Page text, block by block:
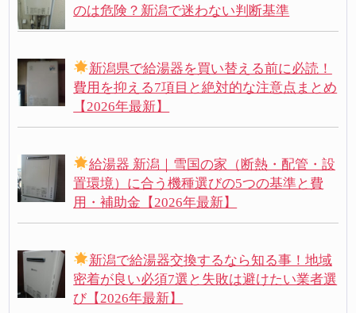
のは危険？新潟で迷わない判断基準
新潟県で給湯器を買い替える前に必読！
費用を抑える7項目と絶対的な注意点まとめ
【2026年最新】
給湯器 新潟｜雪国の家（断熱・配管・設
置環境）に合う機種選びの5つの基準と費
用・補助金【2026年最新】
新潟で給湯器交換するなら知る事！地域
密着が良い必須7選と失敗は避けたい業者選
び【2026年最新】